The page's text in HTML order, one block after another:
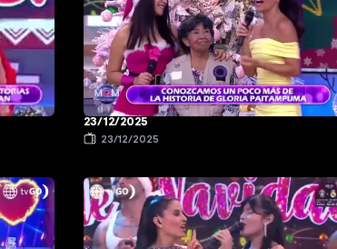
23/12/2025
23/12/2025